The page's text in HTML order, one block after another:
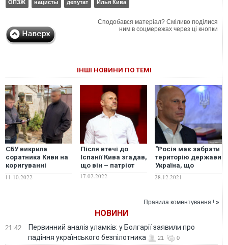
ОПЗЖ нацисты депутат Илья Кива
Сподобався матеріал? Сміливо поділися
ним в соцмережах через ці кнопки
ІНШІ НОВИНИ ПО ТЕМІ
СБУ викрила
соратника Киви на
коригуванні
Дніпру: намагався
11.10.2022
Після втечі до
Іспанії Кива згадав,
що він – патріот
17.02.2022
"Росія має забрати
територію держави
Україна, що
народний депутат
пропагандистського
28.12.2021
Правила коментування ! »
НОВИНИ
21:42
Первинний аналіз уламків: у Болгарії заявили про
падіння українського безпілотника
21 0